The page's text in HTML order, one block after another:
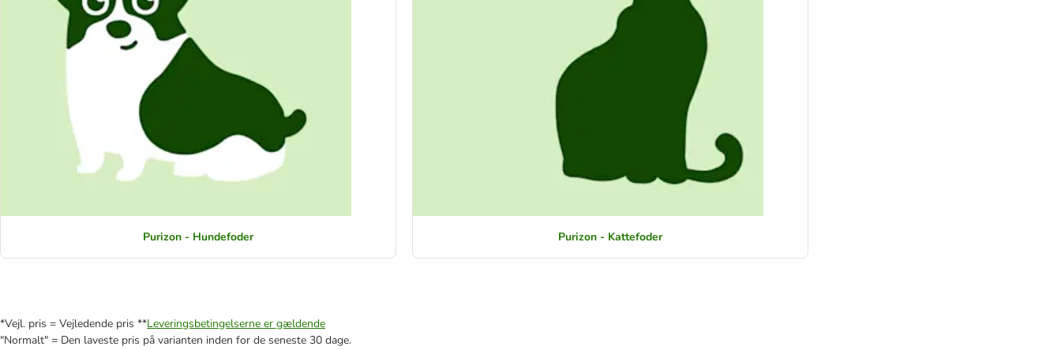
Purizon - Hundefoder Purizon - Kattefoder
*Vejl. pris = Vejledende pris **Leveringsbetingelserne er gældende
"Normalt" = Den laveste pris på varianten inden for de seneste 30 dage.